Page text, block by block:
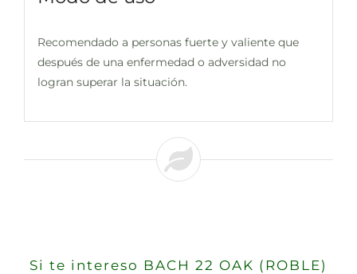
Recomendado a personas fuerte y valiente que
después de una enfermedad o adversidad no
logran superar la situación.
Si te intereso BACH 22 OAK (ROBLE)